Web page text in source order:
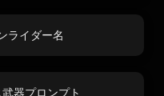
ライダー名
器プロンプト